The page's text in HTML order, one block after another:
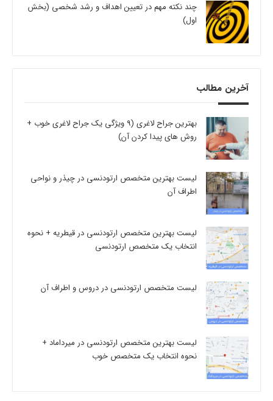
چند نکته مهم در تعیین اهداف و رشد شخصی (بخش
اول)
آخرین مطالب
بهترین جراح لاغری (9 ویژگی یک جراح لاغری خوب +
روش های پیدا کردن آن)
لیست بهترین متخصص ارتودنسی در چیذر و نواحی
اطراف آن
لیست بهترین متخصص ارتودنسی در قیطریه + نحوه
انتخاب یک متخصص ارتودنسی
لیست متخصص ارتودنسی در دروس و اطراف آن
لیست بهترین متخصص ارتودنسی در میرداماد +
نحوه انتخاب یک متخصص خوب